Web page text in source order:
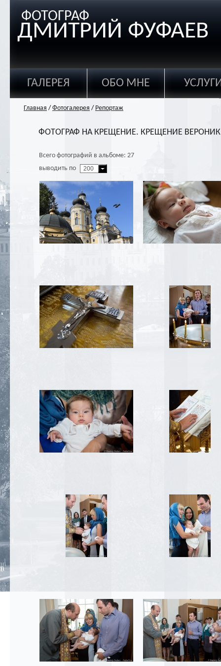
ФОТОГРАФ
ДМИТРИЙ ФУФАЕВ
ГАЛЕРЕЯ ОБО МНЕ
Главная / Фотогалерея / Репортаж
ФОТОГРАФ НА КРЕЩЕНИЕ. КРЕЩЕНИЕ
Всего фотографий в альбоме: 27
выводить по
200